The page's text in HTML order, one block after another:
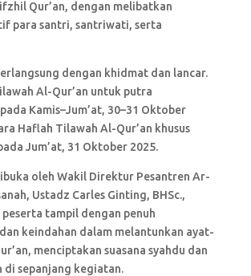
Qur’an, dengan melibatkan
para santri, santriwati, serta
dengan khidmat dan lancar.
Al-Qur’an untuk putra
Kamis–Jum’at, 30–31 Oktober
Haflah Tilawah Al-Qur’an khusus
Jum’at, 31 Oktober 2025.
oleh Wakil Direktur Pesantren Ar-
Ustadz Carles Ginting, BHSc.,
peserta tampil dengan penuh
keindahan dalam melantunkan ayat-
menciptakan suasana syahdu dan
di sepanjang kegiatan.